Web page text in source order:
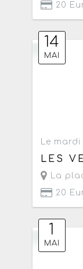
20
14
MAI
Le mardi
LES
La
20
1
MAI